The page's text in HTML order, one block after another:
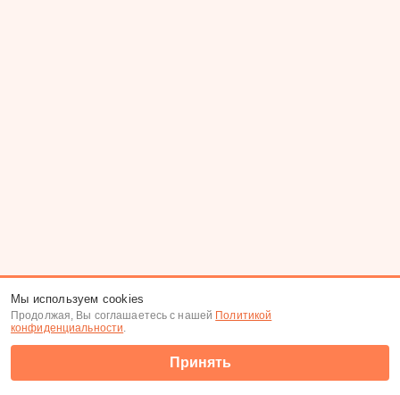
Мы используем cookies
Продолжая, Вы соглашаетесь с нашей Политикой
конфиденциальности.
Принять